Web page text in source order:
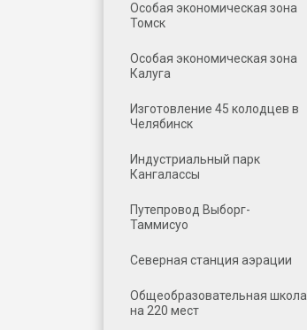
Особая экономическая зона
Томск
Особая экономическая зона
Калуга
Изготовление 45 колодцев в
Челябинск
Индустриальный парк
Кангалассы
Путепровод Выборг-
Таммисуо
Северная станция аэрации
Общеобразовательная школа
на 220 мест